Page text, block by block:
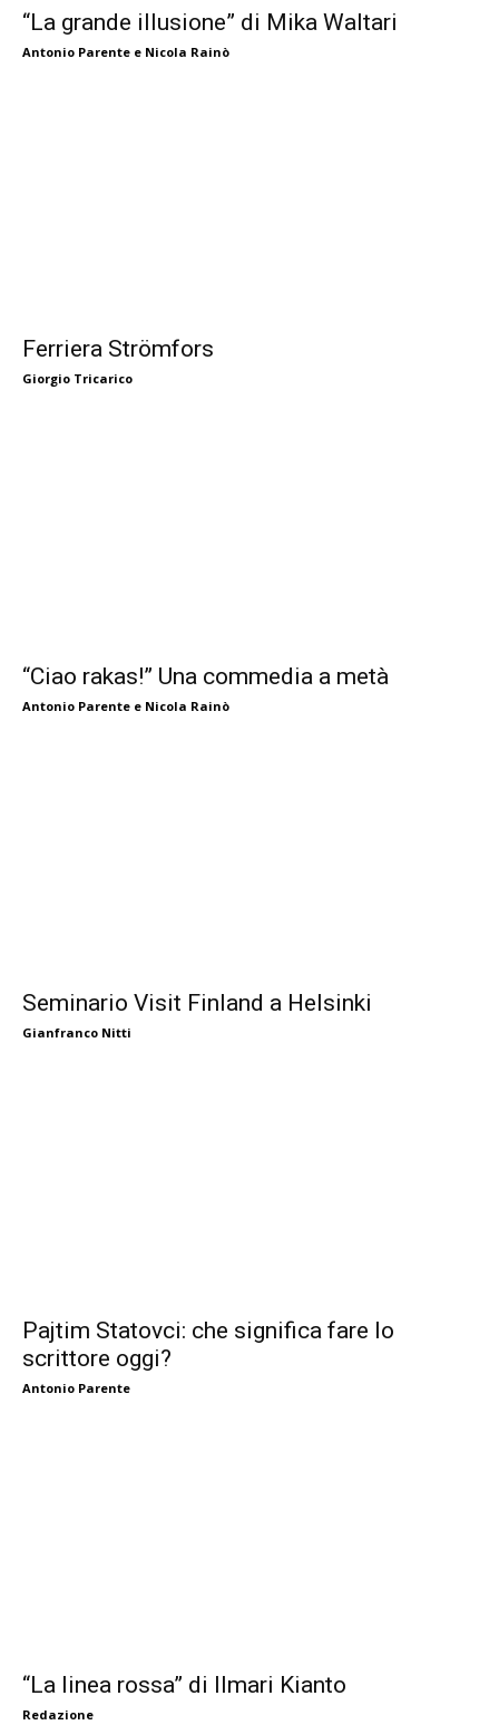
“La grande illusione” di Mika Waltari
Antonio Parente e Nicola Rainò
Ferriera Strömfors
Giorgio Tricarico
“Ciao rakas!” Una commedia a metà
Antonio Parente e Nicola Rainò
Seminario Visit Finland a Helsinki
Gianfranco Nitti
Pajtim Statovci: che significa fare lo
scrittore oggi?
Antonio Parente
“La linea rossa” di Ilmari Kianto
Redazione